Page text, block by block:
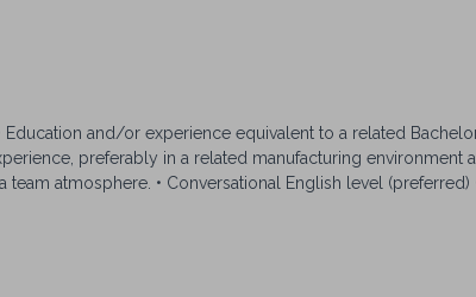
Education and/or experience equivalent to a related
preferably in a related manufacturing environment
atmosphere. • Conversational English level (preferred)
80-100 people • Lean projects prior experience • At the